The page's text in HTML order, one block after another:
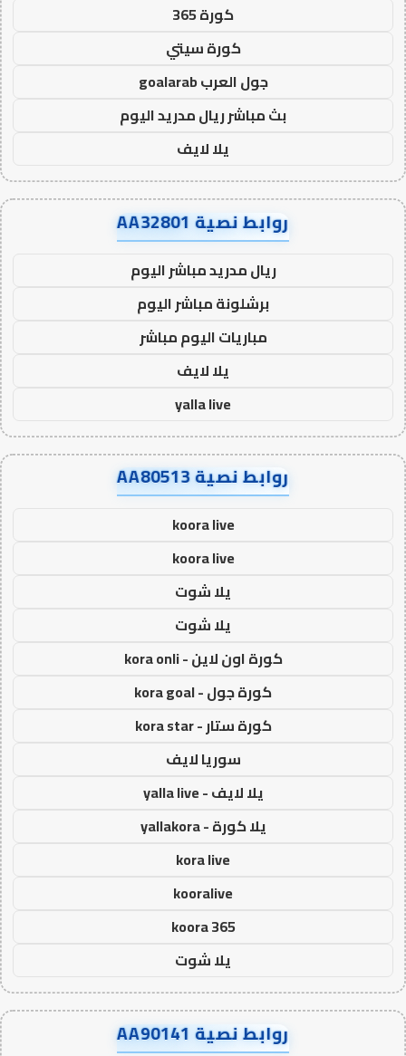
كورة 365
كورة سيتي
جول العرب goalarab
بث مباشر ريال مدريد اليوم
يلا لايف
روابط نصية AA32801
ريال مدريد مباشر اليوم
برشلونة مباشر اليوم
مباريات اليوم مباشر
يلا لايف
yalla live
روابط نصية AA80513
koora live
koora live
يلا شوت
يلا شوت
كورة اون لاين - kora onli
كورة جول - kora goal
كورة ستار - kora star
سوريا لايف
يلا لايف - yalla live
يلا كورة - yallakora
kora live
kooralive
koora 365
يلا شوت
روابط نصية AA90141